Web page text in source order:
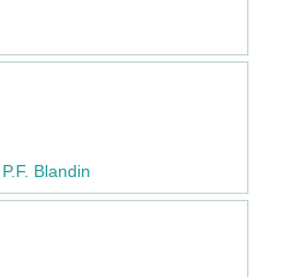
P.F. Blandin